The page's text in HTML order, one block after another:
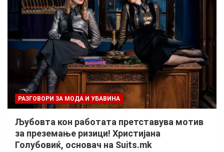
РАЗГОВОРИ ЗА МОДА И УБАВИНА
Љубовта кон работата претставува мотив
за преземање ризици! Христијана
Голубовиќ, основач на Suits.mk